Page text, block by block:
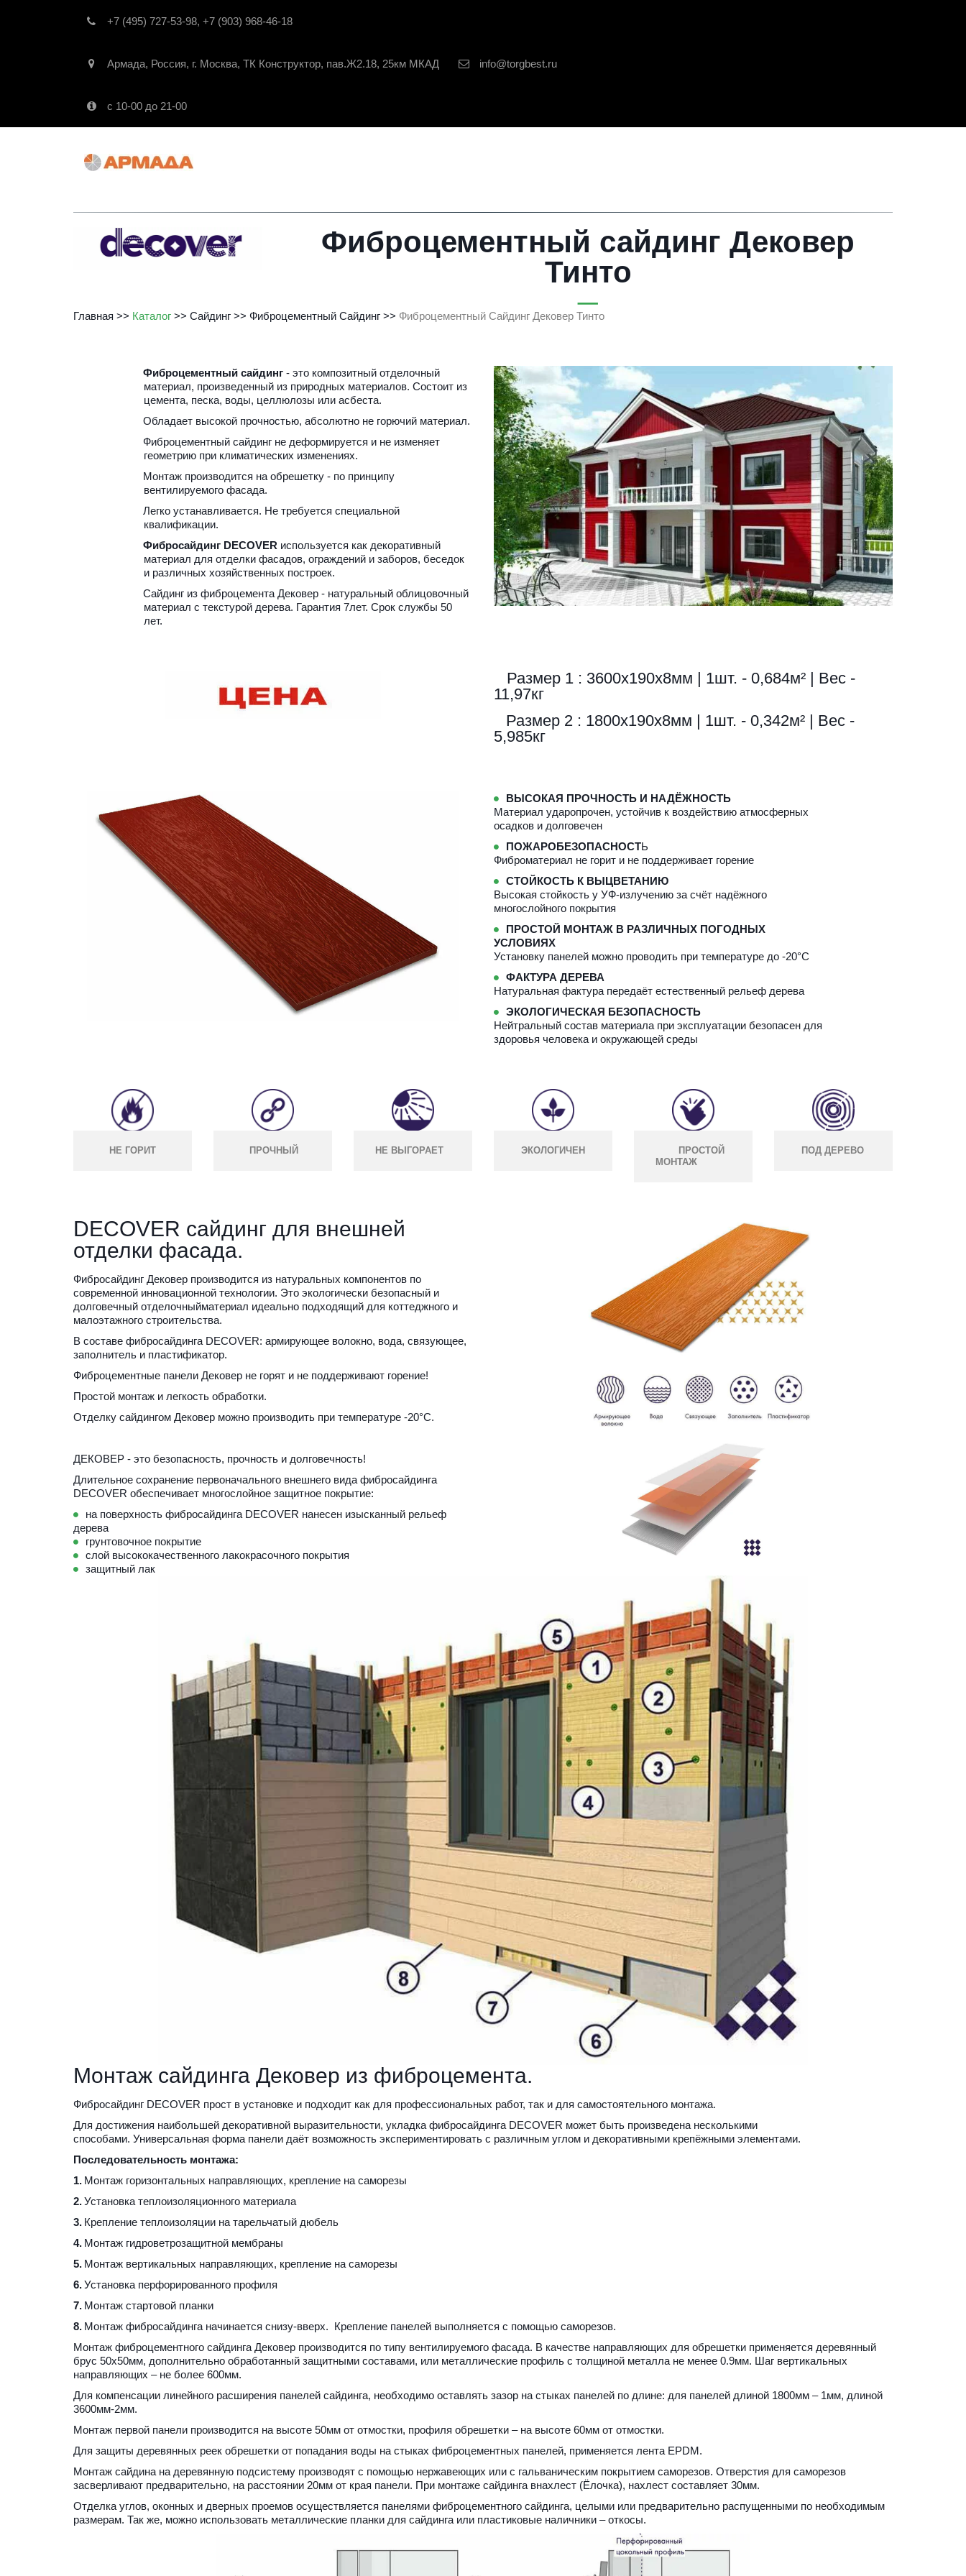
+7 (495) 727-53-98, +7 (903) 968-46-18
Армада, Россия, г. Москва, ТК Конструктор, пав.Ж2.18, 25км МКАД info@torgbest.ru
с 10-00 до 21-00
Фиброцементный сайдинг Дековер
Тинто
Главная >> Каталог >> Сайдинг >> Фиброцементный Сайдинг >> Фиброцементный Сайдинг Дековер Тинто
Фиброцементный сайдинг - это композитный отделочный
материал, произведенный из природных материалов. Состоит из
цемента, песка, воды, целлюлозы или асбеста.
Обладает высокой прочностью, абсолютно не горючий материал.
Фиброцементный сайдинг не деформируется и не изменяет
геометрию при климатических изменениях.
Монтаж производится на обрешетку - по принципу
вентилируемого фасада.
Легко устанавливается. Не требуется специальной
квалификации.
Фибросайдинг DECOVER используется как декоративный
материал для отделки фасадов, ограждений и заборов, беседок
и различных хозяйственных построек.
Сайдинг из фиброцемента Дековер - натуральный облицовочный
материал с текстурой дерева. Гарантия 7лет. Срок службы 50
лет.
11,97кг
  Размер 2 : 1800х190х8мм | 1шт. - 0,342м² | Вес -
5,985кг
ВЫСОКАЯ ПРОЧНОСТЬ И НАДЁЖНОСТЬ
Материал ударопрочен, устойчив к воздействию атмосферных
осадков и долговечен
ПОЖАРОБЕЗОПАСНОСТЬ
Фиброматериал не горит и не поддерживает горение
СТОЙКОСТЬ К ВЫЦВЕТАНИЮ
Высокая стойкость у УФ-излучению за счёт надёжного
многослойного покрытия
ПРОСТОЙ МОНТАЖ В РАЗЛИЧНЫХ ПОГОДНЫХ
УСЛОВИЯХ
Установку панелей можно проводить при температуре до -20°C
ФАКТУРА ДЕРЕВА
Натуральная фактура передаёт естественный рельеф дерева
ЭКОЛОГИЧЕСКАЯ БЕЗОПАСНОСТЬ
Нейтральный состав материала при эксплуатации безопасен для
здоровья человека и окружающей среды
НЕ ГОРИТ ПРОЧНЫЙ НЕ ВЫГОРАЕТ ЭКОЛОГИЧЕН
ПРОСТОЙ
МОНТАЖ
ПОД ДЕРЕВО
DECOVER сайдинг для внешней
отделки фасада.
Фибросайдинг Дековер производится из натуральных компонентов по
современной инновационной технологии. Это экологически безопасный и
долговечный отделочныйматериал идеально подходящий для коттеджного и
малоэтажного строительства.
В составе фибросайдинга DECOVER: армирующее волокно, вода, связующее,
заполнитель и пластификатор.
Фиброцементные панели Дековер не горят и не поддерживают горение!
Простой монтаж и легкость обработки.
Отделку сайдингом Дековер можно производить при температуре -20°С.
ДЕКОВЕР - это безопасность, прочность и долговечность!
Длительное сохранение первоначального внешнего вида фибросайдинга
DECOVER обеспечивает многослойное защитное покрытие:
на поверхность фибросайдинга DECOVER нанесен изысканный рельеф
дерева
грунтовочное покрытие
слой высококачественного лакокрасочного покрытия
защитный лак
Монтаж сайдинга Дековер из фиброцемента.
Фибросайдинг DECOVER прост в установке и подходит как для профессиональных работ, так и для самостоятельного монтажа.
Для достижения наибольшей декоративной выразительности, укладка фибросайдинга DECOVER может быть произведена несколькими
способами. Универсальная форма панели даёт возможность экспериментировать с различным углом и декоративными крепёжными элементами.
Последовательность монтажа:
1. Монтаж горизонтальных направляющих, крепление на саморезы
2. Установка теплоизоляционного материала
3. Крепление теплоизоляции на тарельчатый дюбель
4. Монтаж гидроветрозащитной мембраны
5. Монтаж вертикальных направляющих, крепление на саморезы
6. Установка перфорированного профиля
7. Монтаж стартовой планки
8. Монтаж фибросайдинга начинается снизу-вверх.  Крепление панелей выполняется с помощью саморезов.
Монтаж фиброцементного сайдинга Дековер производится по типу вентилируемого фасада. В качестве направляющих для обрешетки применяется деревянный
брус 50х50мм, дополнительно обработанный защитными составами, или металлические профиль с толщиной металла не менее 0.9мм. Шаг вертикальных
направляющих – не более 600мм.
Для компенсации линейного расширения панелей сайдинга, необходимо оставлять зазор на стыках панелей по длине: для панелей длиной 1800мм – 1мм, длиной
3600мм-2мм.
Монтаж первой панели производится на высоте 50мм от отмостки, профиля обрешетки – на высоте 60мм от отмостки.
Для защиты деревянных реек обрешетки от попадания воды на стыках фиброцементных панелей, применяется лента EPDM.
Монтаж сайдина на деревянную подсистему производят с помощью нержавеющих или с гальваническим покрытием саморезов. Отверстия для саморезов
засверливают предварительно, на расстоянии 20мм от края панели. При монтаже сайдинга внахлест (Ёлочка), нахлест составляет 30мм.
Отделка углов, оконных и дверных проемов осуществляется панелями фиброцементного сайдинга, целыми или предварительно распущенными по необходимым
размерам. Так же, можно использовать металлические планки для сайдинга или пластиковые наличники – откосы.